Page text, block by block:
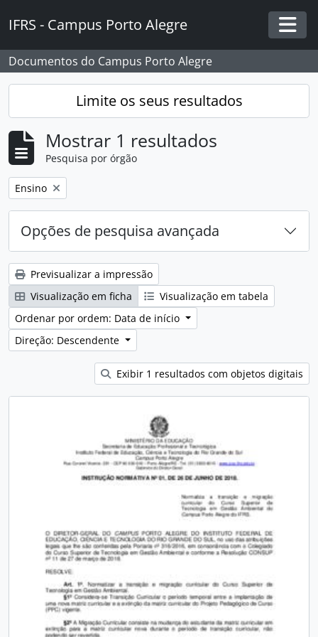
IFRS - Campus Porto Alegre
Documentos do Campus Porto Alegre
Limite os seus resultados
Mostrar 1 resultados
Pesquisa por órgão
Remover filtro:
Ensino
Opções de pesquisa avançada
Previsualizar a impressão
Visualização em ficha
Visualização em tabela
Ordenar por ordem: Data de início
Direção: Descendente
Exibir 1 resultados com objetos digitais